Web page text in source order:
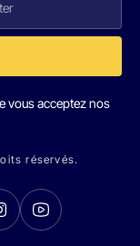
vous acceptez nos
réservés.